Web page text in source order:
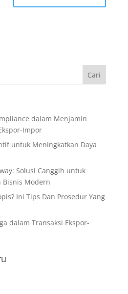
dalam Menjamin
Impor
untuk Meningkatkan Daya
Solusi Canggih untuk
Bisnis Modern
Ini Tips Dan Prosedur Yang
dalam Transaksi Ekspor-